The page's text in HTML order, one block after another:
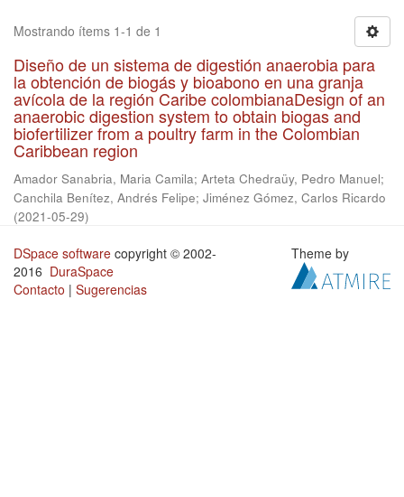
Mostrando ítems 1-1 de 1
Diseño de un sistema de digestión anaerobia para
la obtención de biogás y bioabono en una granja
avícola de la región Caribe colombianaDesign of an
anaerobic digestion system to obtain biogas and
biofertilizer from a poultry farm in the Colombian
Caribbean region
Amador Sanabria, Maria Camila; Arteta Chedraüy, Pedro Manuel;
Canchila Benítez, Andrés Felipe; Jiménez Gómez, Carlos Ricardo
(2021-05-29)
DSpace software copyright © 2002-
2016 DuraSpace
Contacto | Sugerencias
Theme by